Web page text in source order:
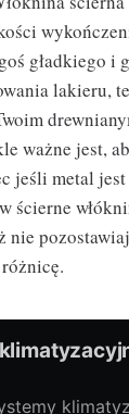
gładkiego i
lakieru,
ważne jest,
jeśli metal
ścierne
nie